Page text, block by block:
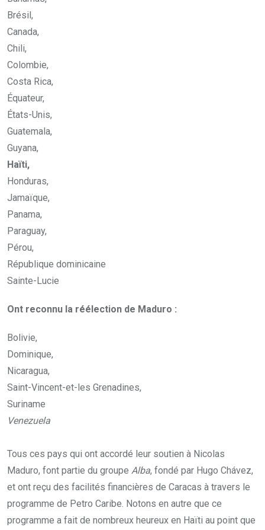
Brésil,
Canada,
Chili,
Colombie,
Costa Rica,
Équateur,
États-Unis,
Guatemala,
Guyana,
Haïti,
Honduras,
Jamaïque,
Panama,
Paraguay,
Pérou,
République dominicaine
Sainte-Lucie
Ont reconnu la réélection de Maduro :
Bolivie,
Dominique,
Nicaragua,
Saint-Vincent-et-les Grenadines,
Suriname
Venezuela
Tous ces pays qui ont accordé leur soutien à Nicolas
Maduro, font partie du groupe Alba, fondé par Hugo Chávez,
et ont reçu des facilités financières de Caracas à travers le
programme de Petro Caribe. Notons en autre que ce
programme a fait de nombreux heureux en Haïti au point que